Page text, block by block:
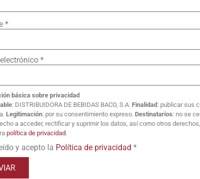
*
*
básica sobre privacidad
: DISTRIBUIDORA DE BEBIDAS BACO, S.A. Finalidad : publicar sus
Legitimación: por su consentimiento expreso. Destinatarios: no se
a acceder, rectificar y suprimir los datos, así como otros
política de privacidad.
y acepto la Política de privacidad *